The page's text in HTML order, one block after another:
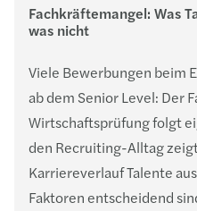
Fachkräftemangel: Was
was nicht
Viele Bewerbungen beim
ab dem Senior Level: Der
Wirtschaftsprüfung folgt
den Recruiting-Alltag
Karriereverlauf Talente
Faktoren entscheidend